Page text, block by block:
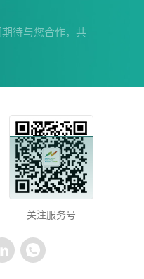
待与您合作，共
关注服务号